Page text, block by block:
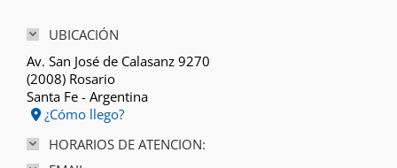
UBICACIÓN
Av. San José de Calasanz 9270
(2008) Rosario
Santa Fe - Argentina
¿Cómo llego?
HORARIOS DE ATENCION: